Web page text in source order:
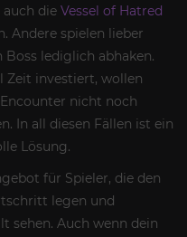
die Vessel of Hatred
Andere spielen lieber
lediglich abhaken.
Zeit investiert, wollen
nicht noch
In all diesen Fällen ist ein
Lösung.
für Spieler, die den
legen und
sehen. Auch wenn dein